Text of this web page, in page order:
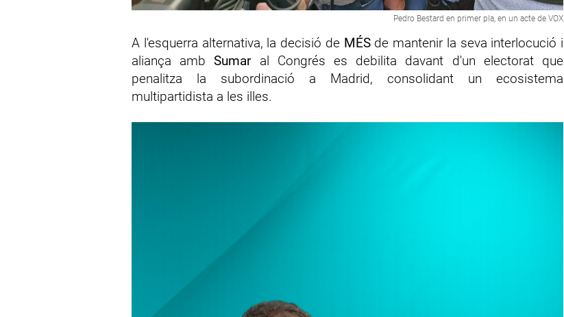
Pedro Bestard en primer pla, en un acte de VOX
A l'esquerra alternativa, la decisió de MÉSde mantenir la seva interlocució i
aliança ambSumaral Congrés es debilita davant d'un electorat que
penalitza la subordinació a Madrid, consolidant un ecosistema
multipartidista a les illes.